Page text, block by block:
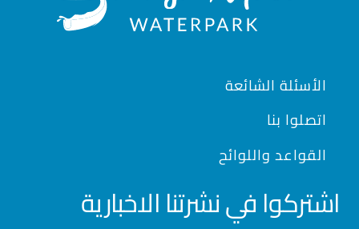
Footer
الأسئلة الشائعة
اتصلوا بنا
القواعد واللوائح
اشتركوا في نشرتنا الاخبارية